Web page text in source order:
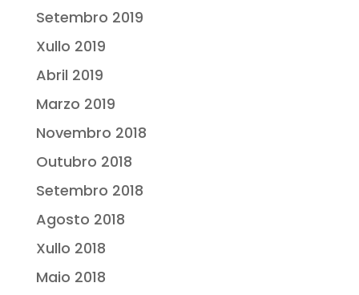
Setembro 2019
Xullo 2019
Abril 2019
Marzo 2019
Novembro 2018
Outubro 2018
Setembro 2018
Agosto 2018
Xullo 2018
Maio 2018